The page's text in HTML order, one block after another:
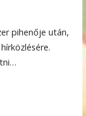
pihenője után,